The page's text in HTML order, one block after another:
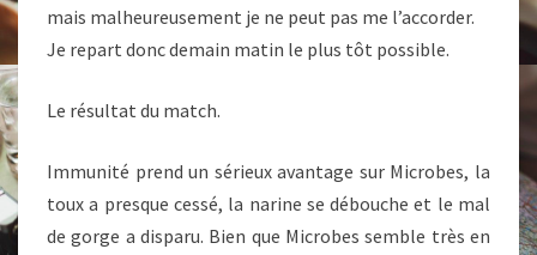
mais malheureusement je ne peut pas me l’accorder.
Je repart donc demain matin le plus tôt possible.
Le résultat du match.
Immunité prend un sérieux avantage sur Microbes, la
toux a presque cessé, la narine se débouche et le mal
de gorge a disparu. Bien que Microbes semble très en